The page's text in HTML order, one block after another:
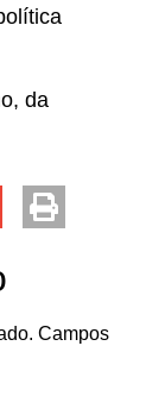
da
Campos